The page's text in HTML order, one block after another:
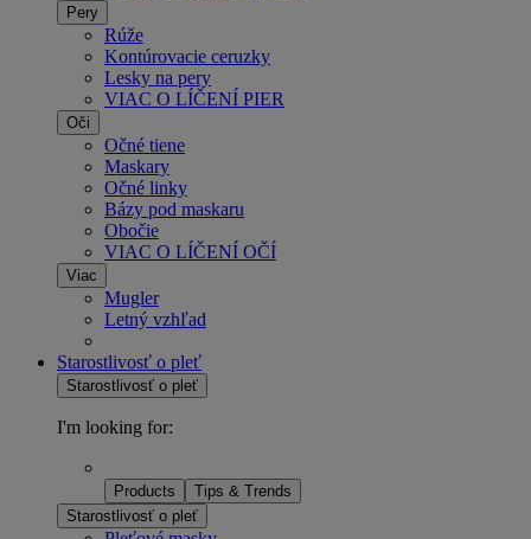
Pery
Rúže
Kontúrovacie ceruzky
Lesky na pery
VIAC O LÍČENÍ PIER
Oči
Očné tiene
Maskary
Očné linky
Bázy pod maskaru
Obočie
VIAC O LÍČENÍ OČÍ
Viac
Mugler
Letný vzhľad
Starostlivosť o pleť
Starostlivosť o pleť
I'm looking for:
Products
Tips & Trends
Starostlivosť o pleť